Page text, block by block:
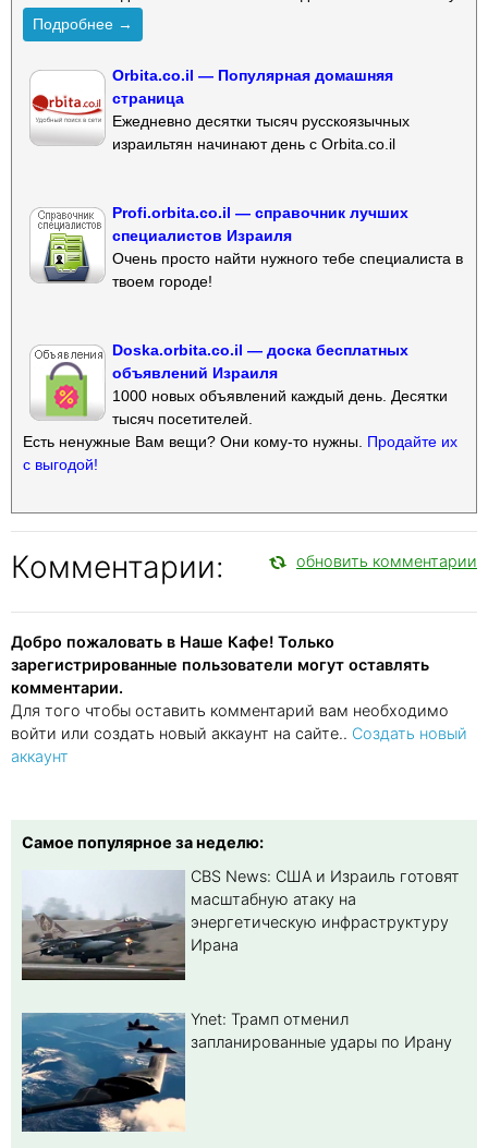
Подробнее →
Orbita.co.il — Популярная домашняя
страница
Ежедневно десятки тысяч русскоязычных
израильтян начинают день с Orbita.co.il
Profi.orbita.co.il — справочник лучших
специалистов Израиля
Очень просто найти нужного тебе специалиста в
твоем городе!
Doska.orbita.co.il — доска бесплатных
объявлений Израиля
1000 новых объявлений каждый день. Десятки
тысяч посетителей.
Есть ненужные Вам вещи? Они кому-то нужны. Продайте их
с выгодой!
Комментарии: обновить комментарии
Добро пожаловать в Наше Кафе! Только
зарегистрированные пользователи могут оставлять
комментарии.
Для того чтобы оставить комментарий вам необходимо
войти или создать новый аккаунт на сайте.. Создать новый
аккаунт
Самое популярное за неделю:
CBS News: США и Израиль готовят
масштабную атаку на
энергетическую инфраструктуру
Ирана
Ynet: Трамп отменил
запланированные удары по Ирану